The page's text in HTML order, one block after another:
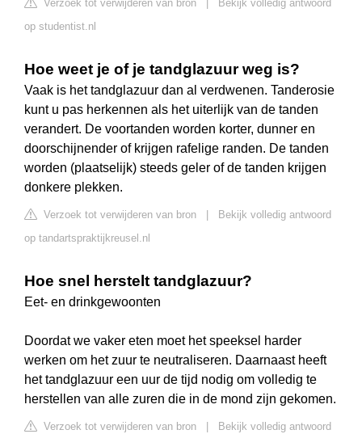
Verzoek tot verwijderen van bron
Bekijk volledig antwoord
op studentist.nl
Hoe weet je of je tandglazuur weg is?
Vaak is het tandglazuur dan al verdwenen. Tanderosie
kunt u pas herkennen als het uiterlijk van de tanden
verandert. De voortanden worden korter, dunner en
doorschijnender of krijgen rafelige randen. De tanden
worden (plaatselijk) steeds geler of de tanden krijgen
donkere plekken.
Verzoek tot verwijderen van bron
Bekijk volledig antwoord
op tandartspraktijkreusel.nl
Hoe snel herstelt tandglazuur?
Eet- en drinkgewoonten
Doordat we vaker eten moet het speeksel harder
werken om het zuur te neutraliseren. Daarnaast heeft
het tandglazuur een uur de tijd nodig om volledig te
herstellen van alle zuren die in de mond zijn gekomen.
Verzoek tot verwijderen van bron
Bekijk volledig antwoord